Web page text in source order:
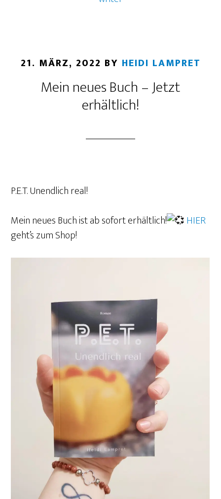
21. MÄRZ, 2022 BY HEIDI LAMPRET
Mein neues Buch – Jetzt
erhältlich!
P.E.T. Unendlich real!
Mein neues Buch ist ab sofort erhältlich!
HIER
geht’s zum Shop!